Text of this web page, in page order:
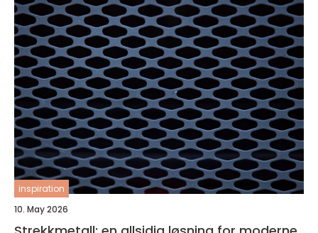
inspiration
10. May 2026